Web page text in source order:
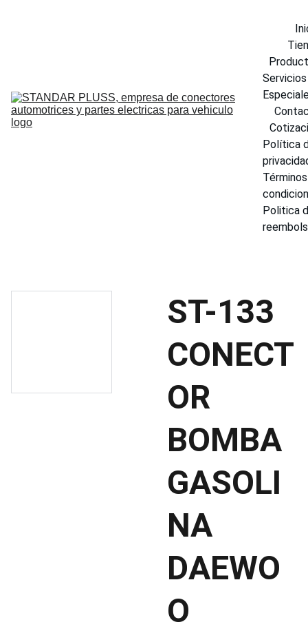
Servicios
Política
Politica
ST-133
CONECT
OR
BOMBA
GASOLI
NA
DAEWO
O